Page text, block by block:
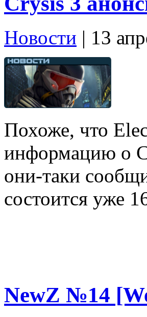
Новости | 13
Похоже, что
информацию о
они-таки
состоится уже
NewZ №14